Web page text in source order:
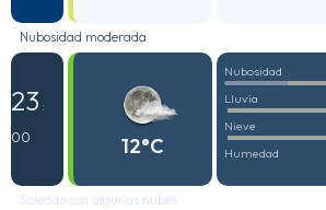
Nubosidad moderada
23 :
00
12°C
Nubosidad
Lluvia
Nieve
Humedad
Soleado con algunas nubes